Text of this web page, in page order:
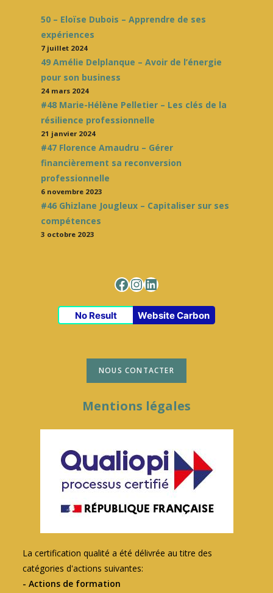
50 – Eloïse Dubois – Apprendre de ses
expériences
7 juillet 2024
49 Amélie Delplanque – Avoir de l’énergie
pour son business
24 mars 2024
#48 Marie-Hélène Pelletier – Les clés de la
résilience professionnelle
21 janvier 2024
#47 Florence Amaudru – Gérer
financièrement sa reconversion
professionnelle
6 novembre 2023
#46 Ghizlane Jougleux – Capitaliser sur ses
compétences
3 octobre 2023
Facebook
Instagram
LinkedIn
No Result Website Carbon
NOUS CONTACTER
Mentions légales
La certification qualité a été délivrée au titre des
catégories d'actions suivantes:
- Actions de formation